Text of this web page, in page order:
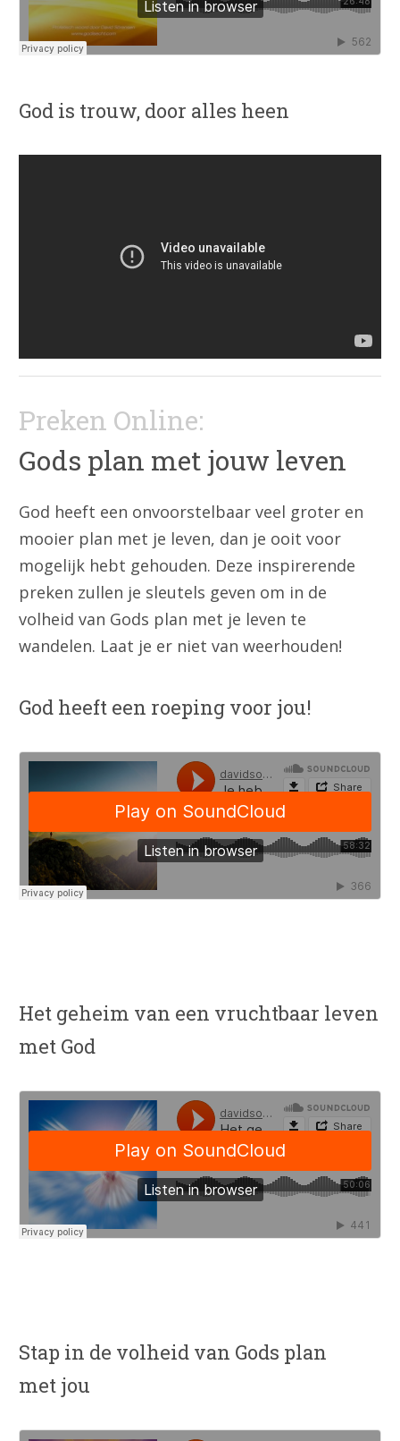
God is trouw, door alles heen
Preken Online:
Gods plan met jouw leven
God heeft een onvoorstelbaar veel groter en
mooier plan met je leven, dan je ooit voor
mogelijk hebt gehouden. Deze inspirerende
preken zullen je sleutels geven om in de
volheid van Gods plan met je leven te
wandelen. Laat je er niet van weerhouden!
God heeft een roeping voor jou!
Het geheim van een vruchtbaar leven
met God
Stap in de volheid van Gods plan
met jou